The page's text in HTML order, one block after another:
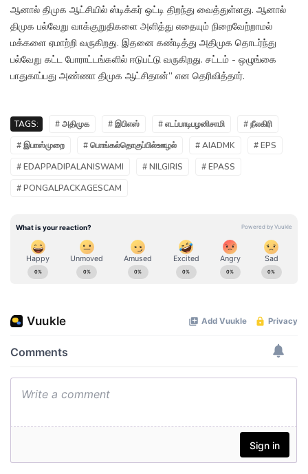
ஆனால் திமுக ஆட்சியில் ஸ்டிக்கர் ஒட்டி திறந்து வைத்துள்ளது. ஆனால்
திமுக பல்வேறு வாக்குறுதிகளை அளித்து எதையும் நிறைவேற்றாமல்
மக்களை ஏமாற்றி வருகிறது. இதனை கண்டித்து அதிமுக தொடர்ந்து
பல்வேறு கட்ட போராட்டங்களில் ஈடுபட்டு வருகிறது. சட்டம் - ஒழுங்கை
பாதுகாப்பது அண்ணா திமுக ஆட்சிதான்” என தெரிவித்தார்.
TAGS: # அதிமுக # இபிஎஸ் # எடப்பாடிபழனிசாமி
# நீலகிரி
# இபாஸ்முறை
# பொங்கல்தொகுப்பில்ஊழல் # AIADMK
# EPS
# EDAPPADIPALANISWAMI
# NILGIRIS
# EPASS
# PONGALPACKAGESCAM